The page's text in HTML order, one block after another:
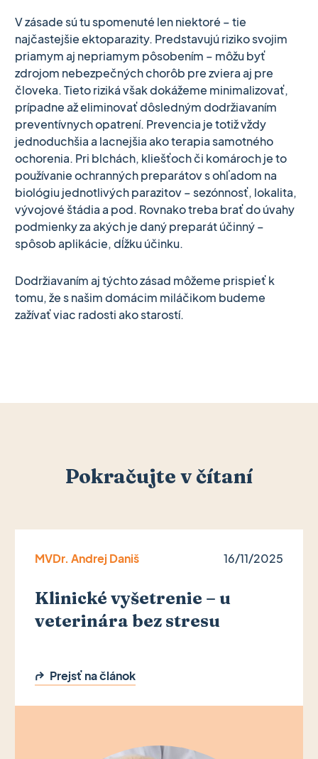
V zásade sú tu spomenuté len niektoré – tie
najčastejšie ektoparazity. Predstavujú riziko svojim
priamym aj nepriamym pôsobením – môžu byť
zdrojom nebezpečných chorôb pre zviera aj pre
človeka. Tieto riziká však dokážeme minimalizovať,
prípadne až eliminovať dôsledným dodržiavaním
preventívnych opatrení. Prevencia je totiž vždy
jednoduchšia a lacnejšia ako terapia samotného
ochorenia. Pri blchách, kliešťoch či komároch je to
používanie ochranných preparátov s ohľadom na
biológiu jednotlivých parazitov – sezónnosť, lokalita,
vývojové štádia a pod. Rovnako treba brať do úvahy
podmienky za akých je daný preparát účinný –
spôsob aplikácie, dĺžku účinku.
Dodržiavaním aj týchto zásad môžeme prispieť k
tomu, že s našim domácim miláčikom budeme
zažívať viac radosti ako starostí.
Pokračujte v čítaní
MVDr. Andrej Daniš 16/11/2025
Klinické vyšetrenie – u
veterinára bez stresu
Prejsť na článok